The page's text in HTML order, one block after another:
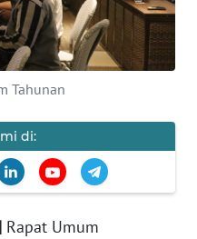
Tahunan
di:
Rapat Umum